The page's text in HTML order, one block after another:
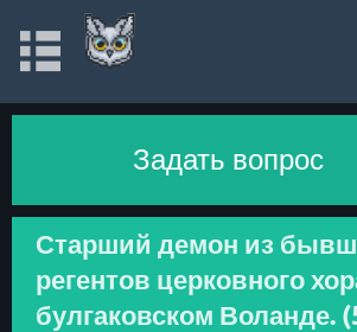
Задать вопрос
Старший демон из
регентов церковного
булгаковском Воланде.